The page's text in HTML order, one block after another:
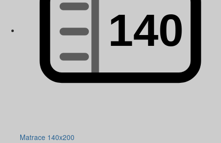
Matrace 140x200